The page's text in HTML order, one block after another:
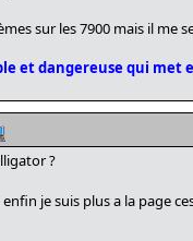
sur les 7900 mais il me
et dangereuse qui
?
je suis plus a la page